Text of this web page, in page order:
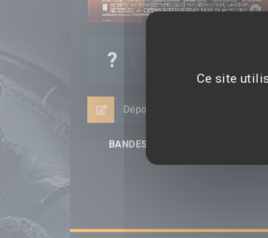
?
Déposer un avis
BANDES-ANNONCES
Aucune bande-annonce disponible...
Ce site